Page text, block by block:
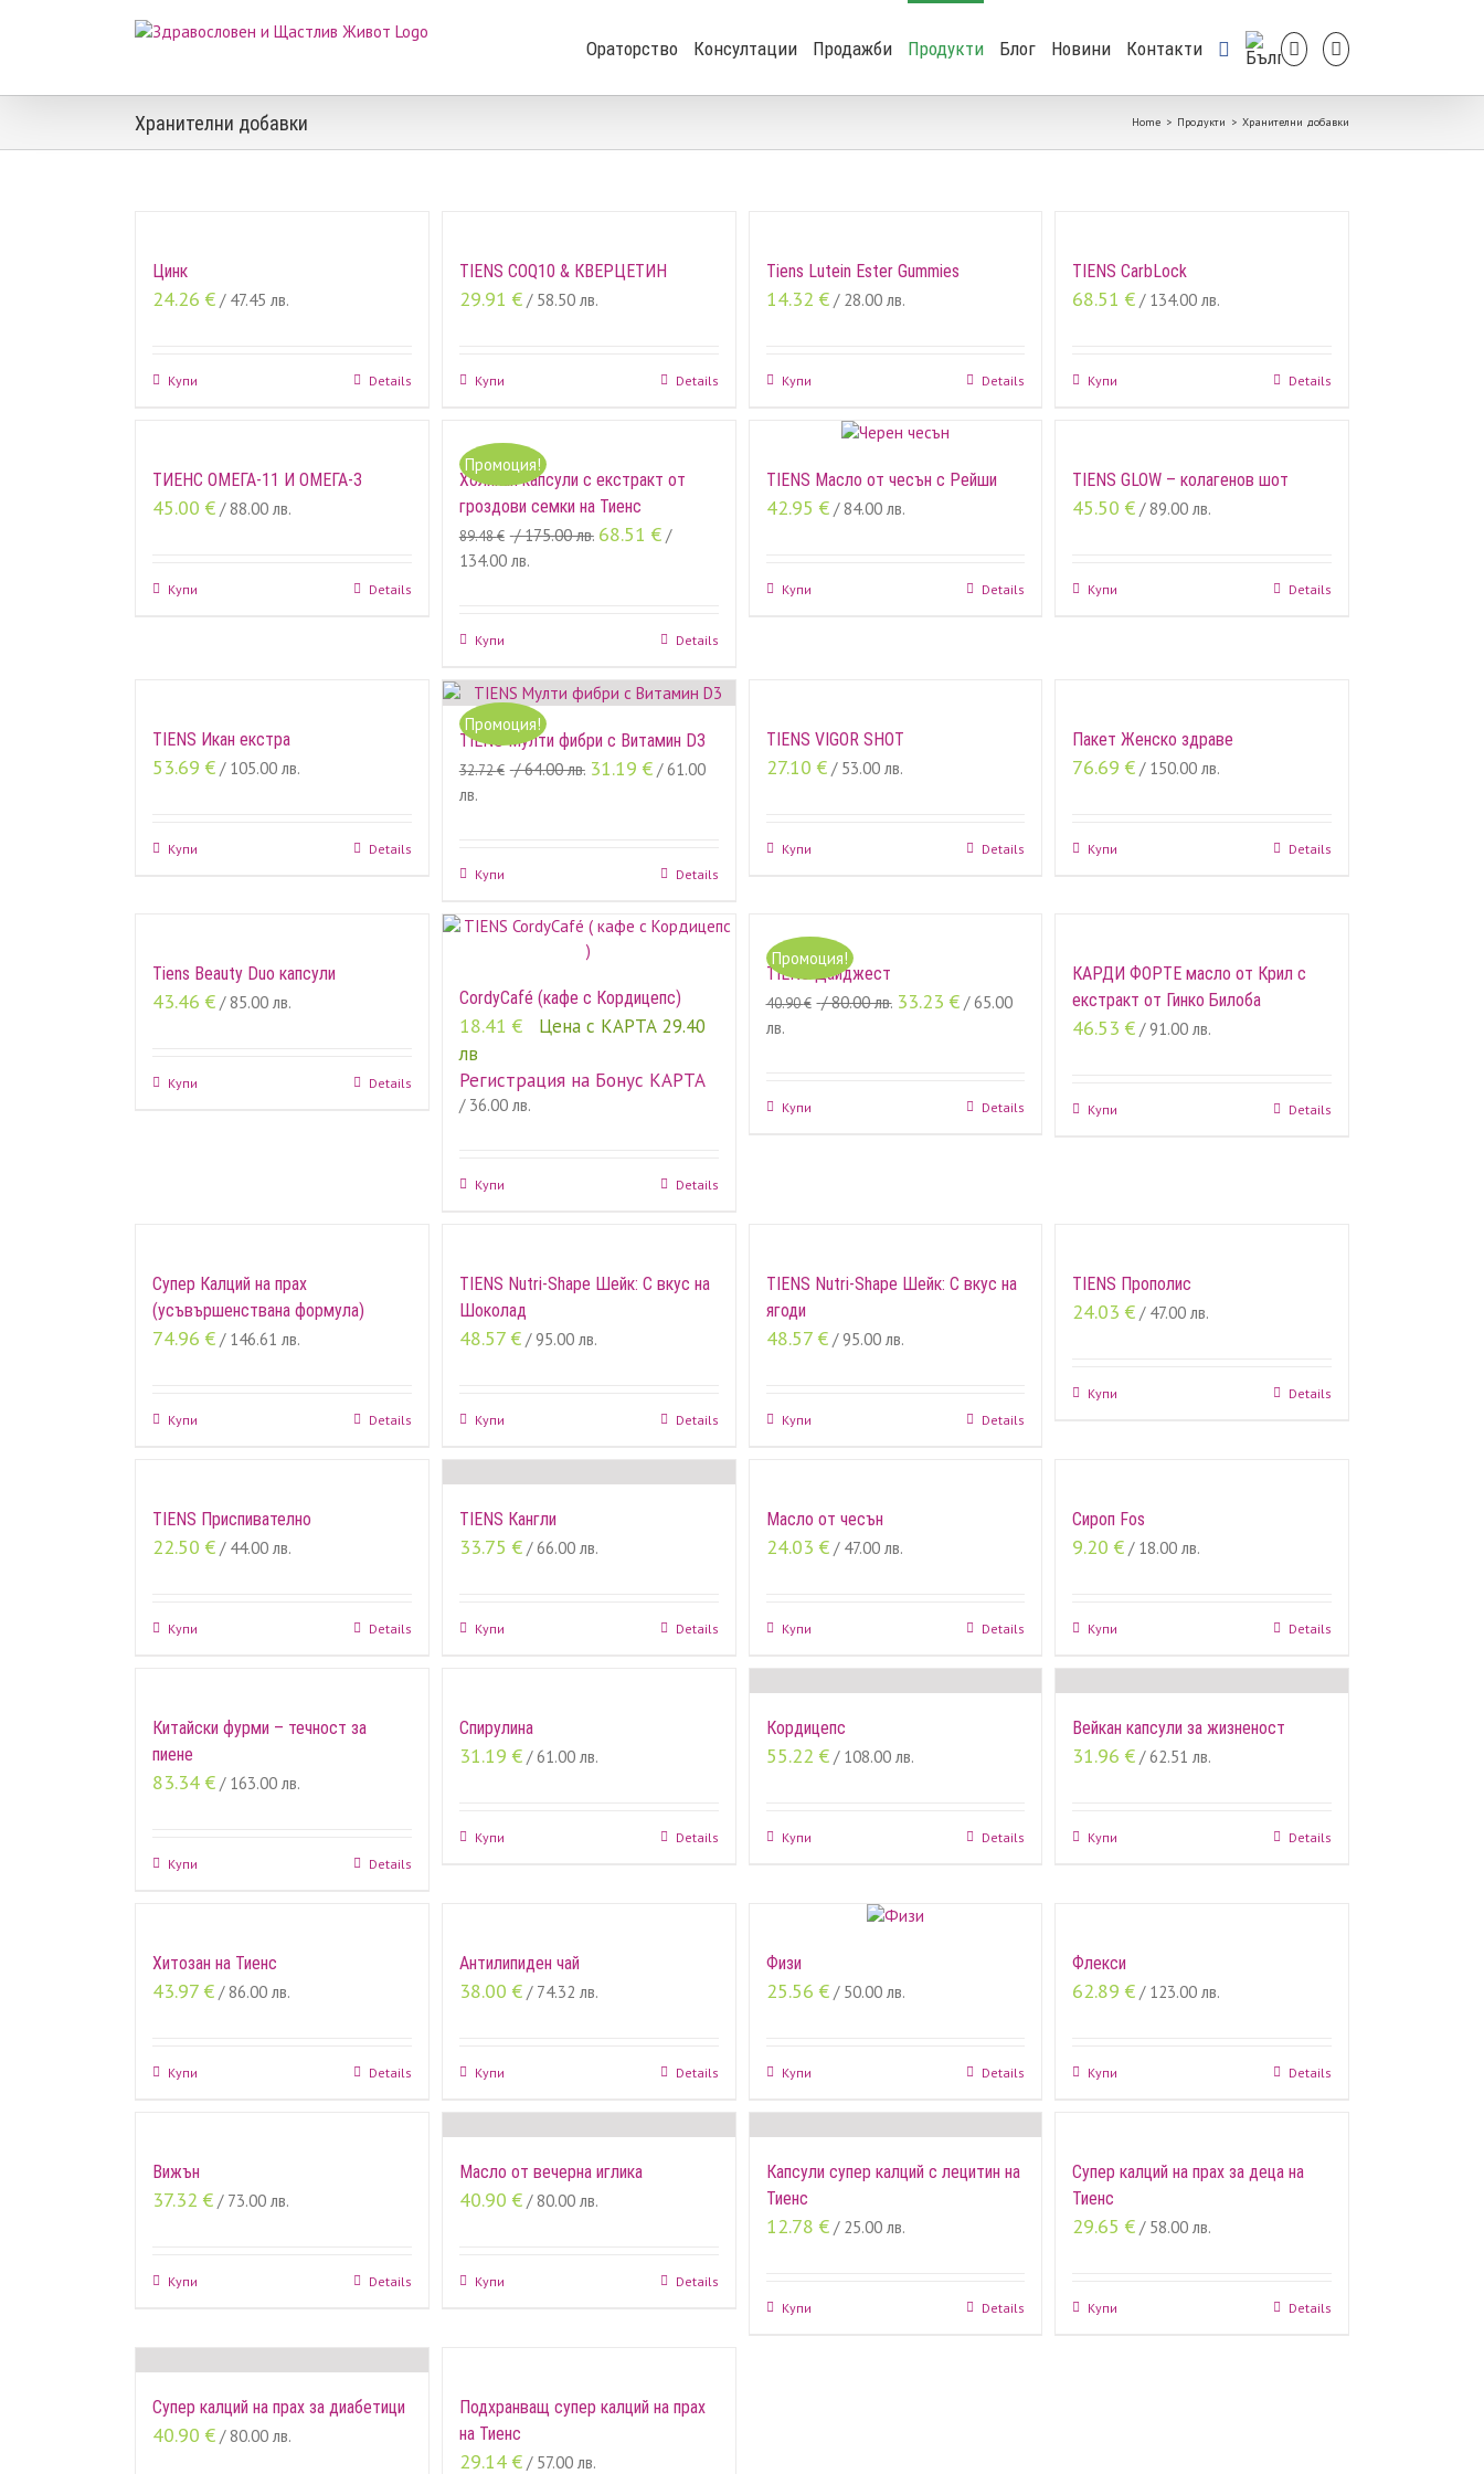
Ораторство Консултации Продажби Продукти Блог Новини Контакти
Хранителни добавки Home > Продукти > Хранителни добавки
Цинк
24.26 € / 47.45 лв.
Купи Details
TIENS COQ10 & КВЕРЦЕТИН
29.91 € / 58.50 лв.
Купи Details
Tiens Lutein Ester Gummies
14.32 € / 28.00 лв.
Купи Details
TIENS CarbLock
68.51€ / 134.00 лв.
Купи Details
ТИЕНС ОМЕГА-11 И ОМЕГА-3
45.00 € / 88.00 лв.
Купи Details
Промоция!
Холикан капсули с екстракт от
гроздови семки на Тиенс
89.48€ / 175.00 лв. 68.51 € /
134.00 лв.
Купи Details
TIENS Масло от чесън с Рейши
42.95 € / 84.00 лв.
Купи Details
TIENS GLOW – колагенов шот
45.50€ / 89.00 лв.
Купи Details
TIENS Икан екстра
53.69 € / 105.00 лв.
Купи Details
Промоция!
TIENS Мулти фибри с Витамин D3
32.72€ / 64.00 лв. 31.19 € / 61.00
лв.
Купи Details
TIENS VIGOR SHOT
27.10 € / 53.00 лв.
Купи Details
Пакет Женско здраве
76.69€ / 150.00 лв.
Купи Details
Tiens Beauty Duo капсули
43.46 € / 85.00 лв.
Купи Details
CordyCafé (кафе с Кордицепс)
18.41 €
Цена с КАРТА 29.40
лв
Регистрация на Бонус КАРТА
/ 36.00 лв.
Купи Details
Промоция!
TIENS Дайджест
40.90€ / 80.00 лв. 33.23 € / 65.00
лв.
Купи Details
КАРДИ ФОРТЕ масло от Крил с
екстракт от Гинко Билоба
46.53€ / 91.00 лв.
Купи Details
Супер Калций на прах
(усъвършенствана формула)
74.96 € / 146.61 лв.
Купи Details
TIENS Nutri-Shape Шейк: С вкус на
Шоколад
48.57 € / 95.00 лв.
Купи Details
TIENS Nutri-Shape Шейк: С вкус на
ягоди
48.57 € / 95.00 лв.
Купи Details
TIENS Прополис
24.03€ / 47.00 лв.
Купи Details
TIENS Приспивателно
22.50 € / 44.00 лв.
Купи Details
TIENS Кангли
33.75 € / 66.00 лв.
Купи Details
Масло от чесън
24.03 € / 47.00 лв.
Купи Details
Сироп Fos
9.20€ / 18.00 лв.
Купи Details
Китайски фурми – течност за
пиене
83.34 € / 163.00 лв.
Купи Details
Спирулина
31.19 € / 61.00 лв.
Купи Details
Кордицепс
55.22 € / 108.00 лв.
Купи Details
Вейкан капсули за жизненост
31.96€ / 62.51 лв.
Купи Details
Хитозан на Тиенс
43.97 € / 86.00 лв.
Купи Details
Антилипиден чай
38.00 € / 74.32 лв.
Купи Details
Физи
25.56 € / 50.00 лв.
Купи Details
Флекси
62.89€ / 123.00 лв.
Купи Details
Вижън
37.32 € / 73.00 лв.
Купи Details
Масло от вечерна иглика
40.90 € / 80.00 лв.
Купи Details
Капсули супер калций с лецитин на
Тиенс
12.78 € / 25.00 лв.
Купи Details
Супер калций на прах за деца на
Тиенс
29.65€ / 58.00 лв.
Купи Details
Супер калций на прах за диабетици
40.90 € / 80.00 лв.
Подхранващ супер калций на прах
на Тиенс
29.14 € / 57.00 лв.